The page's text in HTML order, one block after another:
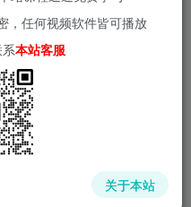
，任何视频软件皆可播放
本站客服
关于本站